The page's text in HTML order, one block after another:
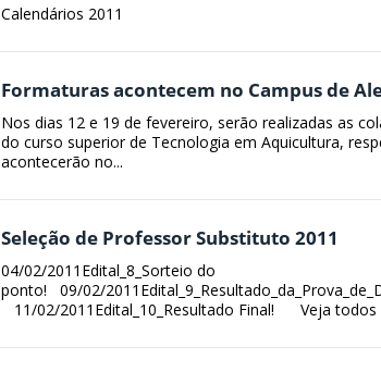
Calendários 2011
Formaturas acontecem no Campus de
Nos dias 12 e 19 de fevereiro, serão realizadas as
do curso superior de Tecnologia em Aquicultura,
acontecerão no...
Seleção de Professor Substituto 2011
04/02/2011Edital_8_Sorteio do
ponto! 09/02/
11/02/2011Edital_10_Resultado Final! Veja todos